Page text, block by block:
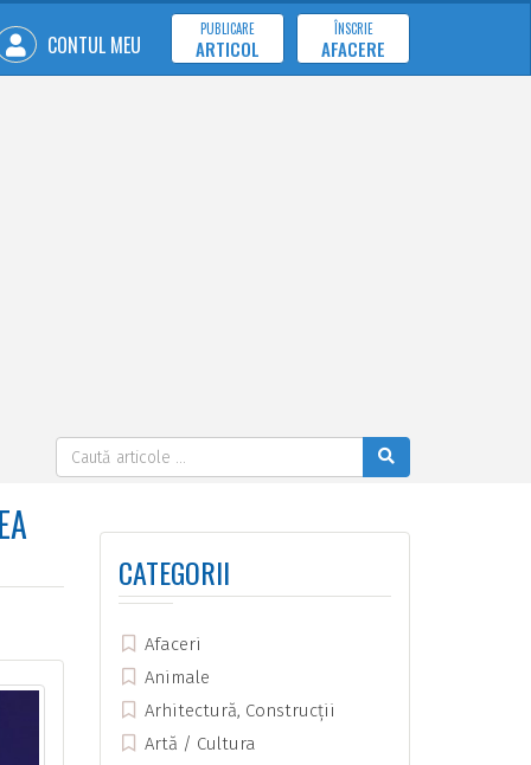
CONTUL MEU
PUBLICARE
ARTICOL
ÎNSCRIE
AFACERE
CATEGORII
Afaceri
Animale
Arhitectură, Construcții
Artă / Cultura